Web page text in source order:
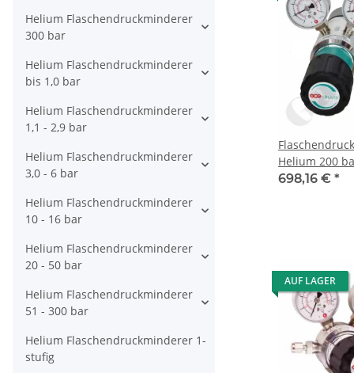
Helium 200
bar regelbar -
698,16 € *
AUF LAGER
Helium Flaschendruckminderer
300 bar
Helium Flaschendruckminderer
bis 1,0 bar
Helium Flaschendruckminderer
1,1 - 2,9 bar
Helium Flaschendruckminderer
3,0 - 6 bar
Helium Flaschendruckminderer
10 - 16 bar
Helium Flaschendruckminderer
20 - 50 bar
Helium Flaschendruckminderer
51 - 300 bar
Helium Flaschendruckminderer 1-
stufig